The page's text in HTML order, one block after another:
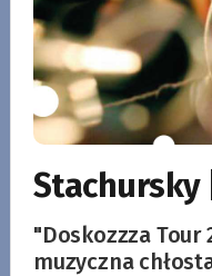
"Doskozzza Tour
muzyczna